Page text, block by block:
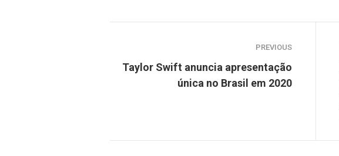
PREVIOUS
Taylor Swift anuncia apresentação
única no Brasil em 2020